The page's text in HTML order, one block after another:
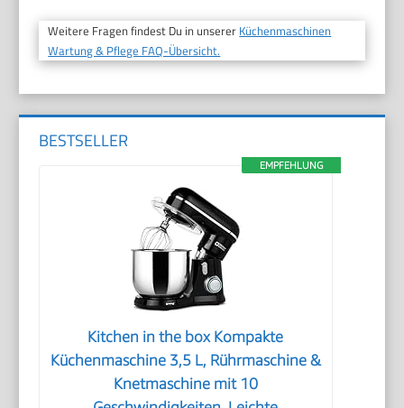
Weitere Fragen findest Du in unserer Küchenmaschinen
Wartung & Pflege FAQ-Übersicht.
BESTSELLER
EMPFEHLUNG
Kitchen in the box Kompakte
Küchenmaschine 3,5 L, Rührmaschine &
Knetmaschine mit 10